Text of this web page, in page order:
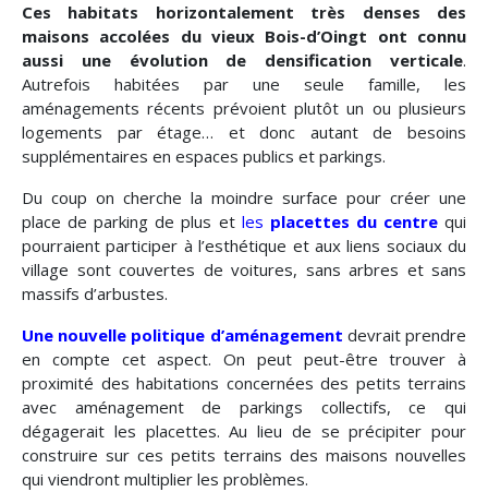
Ces habitats horizontalement très denses des
maisons accolées du vieux Bois-d’Oingt ont connu
aussi une évolution de densification verticale.
Autrefois habitées par une seule famille, les
aménagements récents prévoient plutôt un ou plusieurs
logements par étage… et donc autant de besoins
supplémentaires en espaces publics et parkings.
Du coup on cherche la moindre surface pour créer une
place de parking de plus et les placettes du centrequi
pourraient participer à l’esthétique et aux liens sociaux du
village sont couvertes de voitures, sans arbres et sans
massifs d’arbustes.
Une nouvelle politique d’aménagement devrait prendre
en compte cet aspect. On peut peut-être trouver à
proximité des habitations concernées des petits terrains
avec aménagement de parkings collectifs, ce qui
dégagerait les placettes. Au lieu de se précipiter pour
construire sur ces petits terrains des maisons nouvelles
qui viendront multiplier les problèmes.